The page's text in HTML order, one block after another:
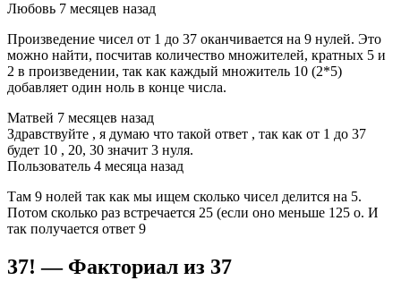
Любовь 7 месяцев назад
Произведение чисел от 1 до 37 оканчивается на 9 нулей. Это
можно найти, посчитав количество множителей, кратных 5 и
2 в произведении, так как каждый множитель 10 (2*5)
добавляет один ноль в конце числа.
Матвей 7 месяцев назад
Здравствуйте , я думаю что такой ответ , так как от 1 до 37
будет 10 , 20, 30 значит 3 нуля.
Пользователь 4 месяца назад
Там 9 нолей так как мы ищем сколько чисел делится на 5.
Потом сколько раз встречается 25 (если оно меньше 125 о. И
так получается ответ 9
37! — Факториал из 37